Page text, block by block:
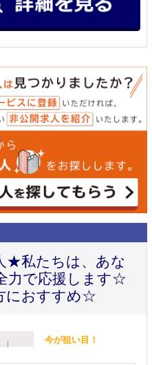
★私たちは、あな
力で応援します☆
におすすめ☆
今が狙い目！